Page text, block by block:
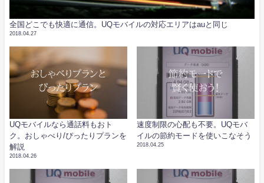
全国どこでも快適に通信。UQモバイルの対応エリアはauと同じ
2018.04.27
UQモバイルなら通話料もおト
ク。おしゃべり/ぴったりプランを
解説
2018.04.26
速度制限の心配も不要。UQモバ
イルの節約モードを使いこなそう
2018.04.25